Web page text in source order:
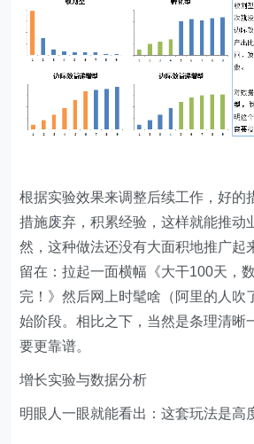
根据实验效果来调整后续工作，好的
措施废弃，积累经验，这样就能推动
然，这种做法还没有大面积地推广起
留在：拉起一面横幅《大干100天，
完！》然后网上时髦啥（阿里的人吹
始阶段。相比之下，当然是条理清晰
要更靠谱。
增长实验与数据分析
明眼人一眼就能看出：这套玩法是高